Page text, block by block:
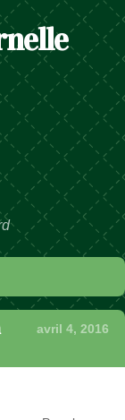
avril 4, 2016